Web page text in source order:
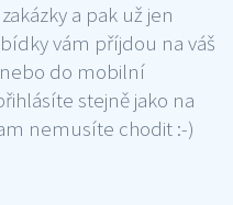
a pak už jen
vám příjdou na váš
do mobilní
stejně jako na
nemusíte chodit :-)